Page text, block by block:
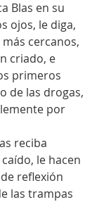
Blas en su
ojos, le diga,
cercanos,
criado, e
primeros
de las drogas,
por
reciba
le hacen
reflexión
las trampas